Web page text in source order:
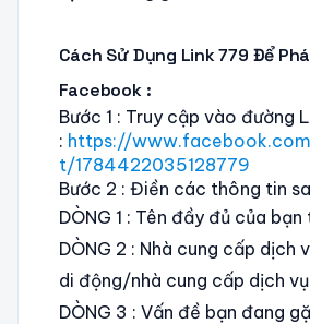
Cách Sử Dụng Link 779 Để
Facebook :
Bước 1 : Truy cập vào đường
: https://
t/1784422035128779
Bước 2 : Điền các thông tin
DÒNG 1 : Tên đầy đủ của
DÒNG 2 : Nhà cung cấp dịch
di động/nhà cung cấp dịch
DÒNG 3 : Vấn đề bạn đang